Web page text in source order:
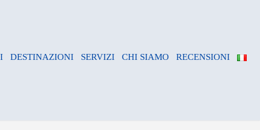
DESTINAZIONI SERVIZI CHI SIAMO RECENSIONI